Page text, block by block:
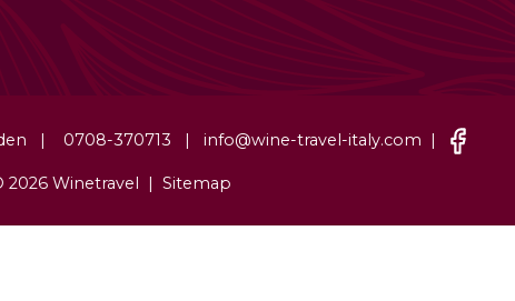
| 0708-370713 | info@wine-travel-italy.com |
2026 Winetravel | Sitemap